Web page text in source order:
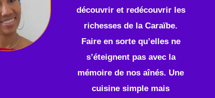
découvrir et redécouvrir les
richesses de la Caraïbe.
Faire en sorte qu’elles ne
s’éteignent pas avec la
mémoire de nos aînés. Une
cuisine simple mais